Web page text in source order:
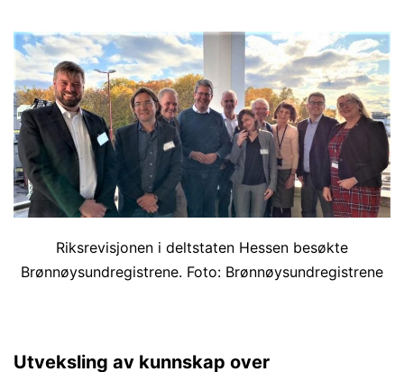
Riksrevisjonen i deltstaten Hessen besøkte
Brønnøysundregistrene. Foto: Brønnøysundregistrene
Utveksling av kunnskap over